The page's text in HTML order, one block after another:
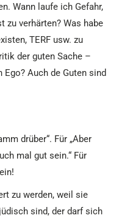
Wann laufe ich Gefahr,
zu verhärten? Was habe
TERF usw. zu
der guten Sache –
Auch de Guten sind
drüber“. Für „Aber
mal gut sein.“ Für
zu werden, weil sie
sind, der darf sich